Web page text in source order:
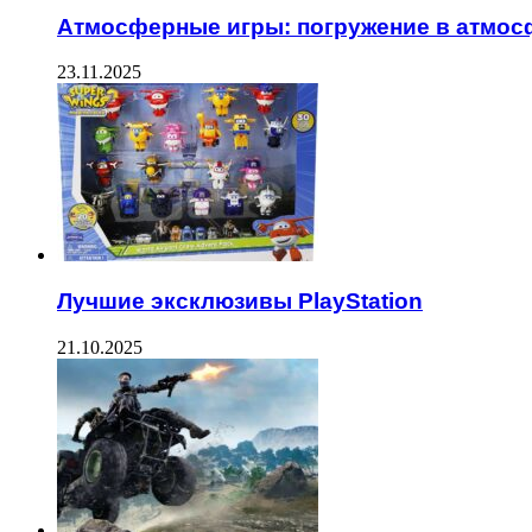
Атмосферные игры: погружение в
23.11.2025
Лучшие эксклюзивы PlayStation
21.10.2025